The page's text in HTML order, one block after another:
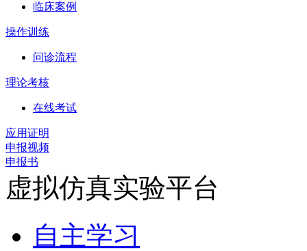
临床案例
操作训练
问诊流程
理论考核
在线考试
应用证明
申报视频
申报书
虚拟仿真实验平台
自主学习